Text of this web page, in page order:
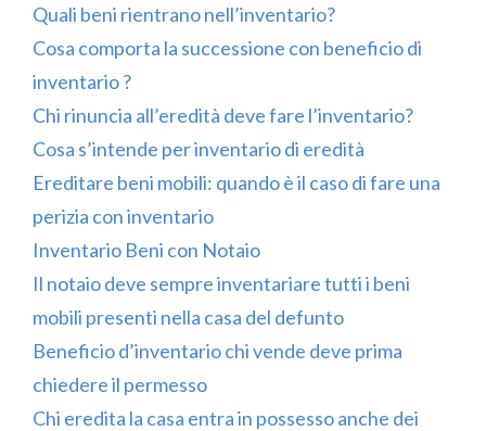
Quali beni rientrano nell’inventario?
Cosa comporta la successione con beneficio di
inventario ?
Chi rinuncia all’eredità deve fare l’inventario?
Cosa s’intende per inventario di eredità
Ereditare beni mobili: quando è il caso di fare una
perizia con inventario
Inventario Beni con Notaio
Il notaio deve sempre inventariare tutti i beni
mobili presenti nella casa del defunto
Beneficio d’inventario chi vende deve prima
chiedere il permesso
Chi eredita la casa entra in possesso anche dei